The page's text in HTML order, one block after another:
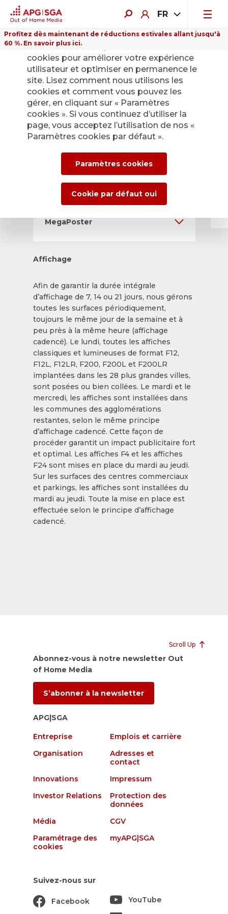
FR
Profitez dès maintenant de réductions estivales allant jusqu'à
60 %. En savoir plus ici.
Calendrier
d'affichage
Rues, gares, centres
commerciaux, parking
MegaPoster
Affichage
Afin de garantir la durée intégrale
d’affichage de 7, 14 ou 21 jours, nous gérons
toutes les surfaces périodiquement,
toujours le même jour de la semaine et à
peu près à la même heure (affichage
cadencé). Le lundi, toutes les affiches
classiques et lumineuses de format F12,
F12L, F12LR, F200, F200L et F200LR
implantées dans les 28 plus grandes villes,
sont posées ou bien collées. Le mardi et le
mercredi, les affiches sont installées dans
les communes des agglomérations
restantes, selon le même principe
d’affichage cadencé. Cette façon de
procéder garantit un impact publicitaire fort
et optimal. Les affiches F4 et les affiches
F24 sont mises en place du mardi au jeudi.
Sur les surfaces des centres commerciaux
et parkings, les affiches sont installées du
mardi au jeudi. Toute la mise en place est
effectuée selon le principe d’affichage
cadencé.
Scroll Up
Abonnez-vous à notre newsletter Out
of Home Media
S’abonner à la newsletter
APG|SGA
Entreprise
Emplois et carrière
Organisation
Adresses et
contact
Innovations
Impressum
Investor Relations
Protection des
données
Média
CGV
Paramétrage des
cookies
myAPG|SGA
Suivez-nous sur
Facebook YouTube
Sur ce site Internet, nous utilisons des
cookies pour améliorer votre expérience
utilisateur et optimiser en permanence le
site. Lisez comment nous utilisons les
cookies et comment vous pouvez les
gérer, en cliquant sur « Paramètres
cookies ». Si vous continuez d’utiliser la
page, vous acceptez l’utilisation de nos «
Paramètres cookies par défaut ».
Paramètres cookies
Cookie par défaut oui